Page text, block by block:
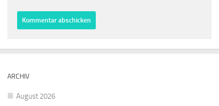
ARCHIV
August 2026